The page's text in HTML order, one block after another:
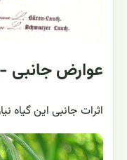
عوارض جانبی
اثرات جانبی این گیاه